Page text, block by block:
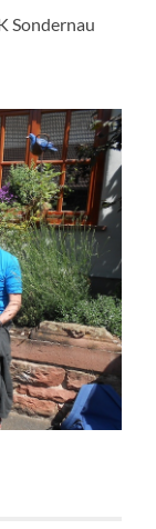
Sondernau